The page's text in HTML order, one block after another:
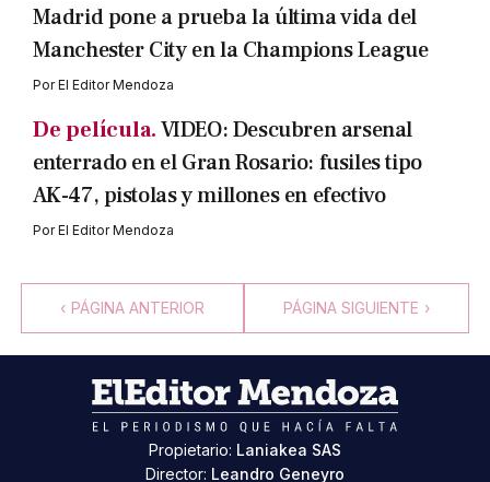
Madrid pone a prueba la última vida del
Manchester City en la Champions League
PorEl Editor Mendoza
De película.VIDEO: Descubren arsenal
enterrado en el Gran Rosario: fusiles tipo
AK-47, pistolas y millones en efectivo
PorEl Editor Mendoza
‹ PÁGINA ANTERIOR PÁGINA SIGUIENTE ›
Propietario: Laniakea SAS
Director: Leandro Geneyro